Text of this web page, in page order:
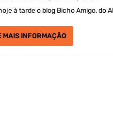
à tarde o blog Bicho Amigo, do
MAIS INFORMAÇÃO